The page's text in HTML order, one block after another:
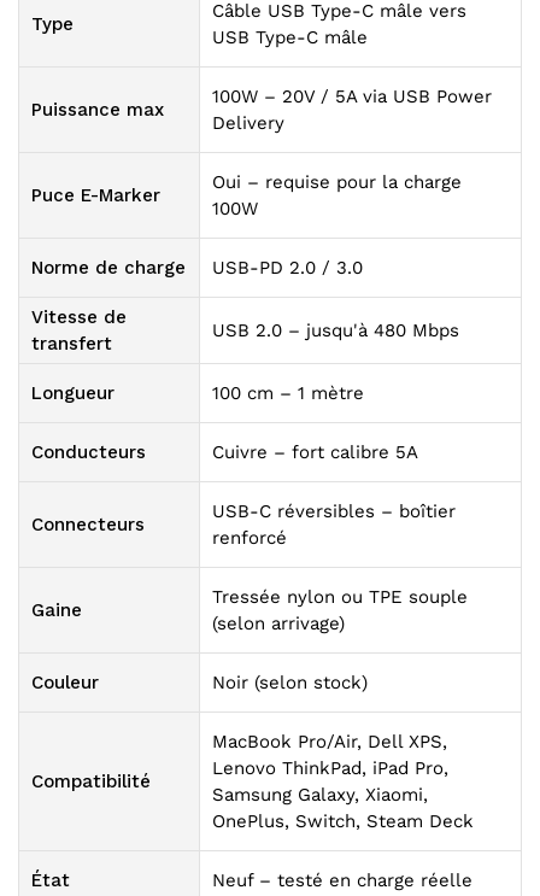
Type
Câble USB Type-C mâle vers
USB Type-C mâle
Puissance max
100W – 20V / 5A via USB Power
Delivery
Puce E-Marker
Oui – requise pour la charge
100W
Norme de charge USB-PD 2.0 / 3.0
Vitesse de
transfert
USB 2.0 – jusqu'à 480 Mbps
Longueur 100 cm – 1 mètre
Conducteurs Cuivre – fort calibre 5A
Connecteurs
USB-C réversibles – boîtier
renforcé
Gaine
Tressée nylon ou TPE souple
(selon arrivage)
Couleur Noir (selon stock)
Compatibilité
MacBook Pro/Air, Dell XPS,
Lenovo ThinkPad, iPad Pro,
Samsung Galaxy, Xiaomi,
OnePlus, Switch, Steam Deck
État Neuf – testé en charge réelle